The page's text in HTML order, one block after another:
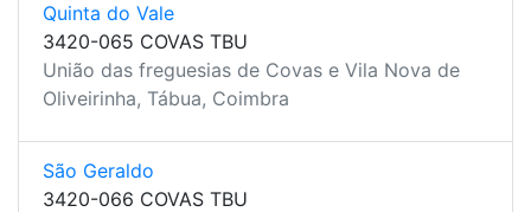
Quinta do Vale
3420-065 COVAS TBU
União das freguesias de Covas e Vila Nova de
Oliveirinha, Tábua, Coimbra
São Geraldo
3420-066 COVAS TBU